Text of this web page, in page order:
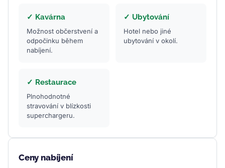
✓ Kavárna
Možnost občerstvení a
odpočinku během
nabíjení.
✓ Ubytování
Hotel nebo jiné
ubytování v okolí.
✓ Restaurace
Plnohodnotné
stravování v blízkosti
superchargeru.
Ceny nabíjení